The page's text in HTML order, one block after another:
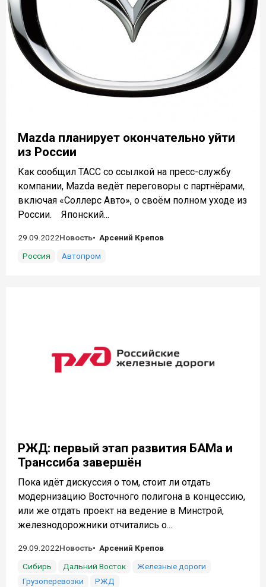
Mazda планирует окончательно уйти
из России
Как сообщил ТАСС со ссылкой на пресс-службу
компании, Mazda ведёт переговоры с партнёрами,
включая «Соллерс Авто», о своём полном уходе из
России. Японский...
29.09.2022Новость
Арсений Крепов
Россия
Автопром
РЖД: первый этап развития БАМа и
Транссиба завершён
Пока идёт дискуссия о том, стоит ли отдать
модернизацию Восточного полигона в концессию,
или же отдать проект на ведение в Минстрой,
железнодорожники отчитались о...
29.09.2022Новость
Арсений Крепов
Сибирь
Дальний Восток
Железные дороги
Грузоперевозки
РЖД